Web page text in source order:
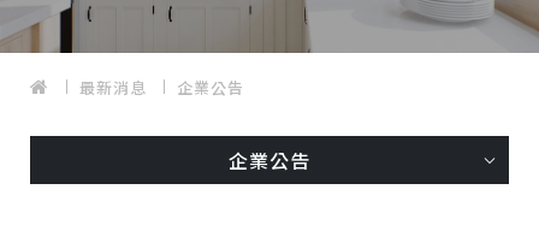
最新消息 企業公告
企業公告